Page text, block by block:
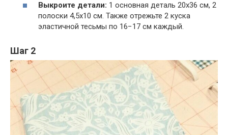
Выкроите детали: 1 основная деталь 20х36 см, 2
полоски 4,5х10 см. Также отрежьте 2 куска
эластичной тесьмы по 16−17 см каждый.
Шаг 2